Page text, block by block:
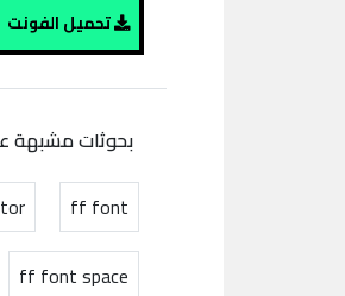
تحميل الفونت
بحوثات مشبهة
ff font
ff font space